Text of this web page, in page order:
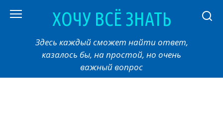
ХОЧУ ВСЁ ЗНАТЬ
Здесь каждый сможет найти ответ,
казалось бы, на простой, но очень
важный вопрос